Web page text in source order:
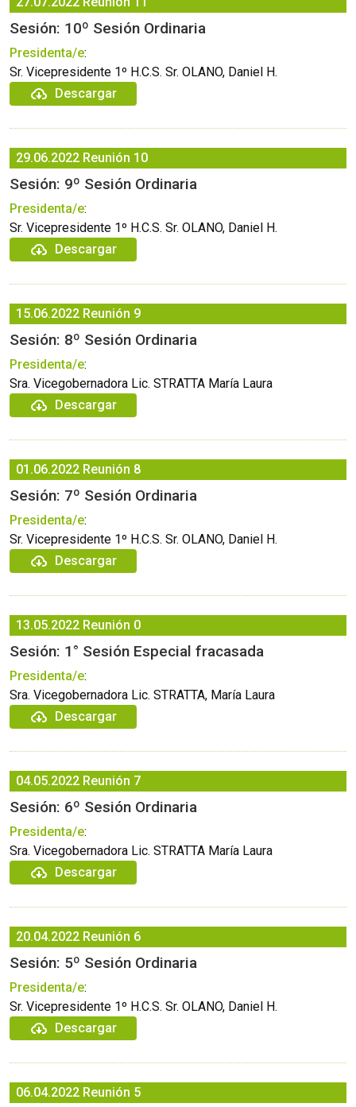
Sesión: 10º Sesión Ordinaria
Presidenta/e:
Sr. Vicepresidente 1º H.C.S. Sr. OLANO, Daniel H.
Descargar
29.06.2022 Reunión 10
Sesión: 9º Sesión Ordinaria
Presidenta/e:
Sr. Vicepresidente 1º H.C.S. Sr. OLANO, Daniel H.
Descargar
15.06.2022 Reunión 9
Sesión: 8º Sesión Ordinaria
Presidenta/e:
Sra. Vicegobernadora Lic. STRATTA María Laura
Descargar
01.06.2022 Reunión 8
Sesión: 7º Sesión Ordinaria
Presidenta/e:
Sr. Vicepresidente 1º H.C.S. Sr. OLANO, Daniel H.
Descargar
13.05.2022 Reunión 0
Sesión: 1° Sesión Especial fracasada
Presidenta/e:
Sra. Vicegobernadora Lic. STRATTA, María Laura
Descargar
04.05.2022 Reunión 7
Sesión: 6º Sesión Ordinaria
Presidenta/e:
Sra. Vicegobernadora Lic. STRATTA María Laura
Descargar
20.04.2022 Reunión 6
Sesión: 5º Sesión Ordinaria
Presidenta/e:
Sr. Vicepresidente 1º H.C.S. Sr. OLANO, Daniel H.
Descargar
06.04.2022 Reunión 5